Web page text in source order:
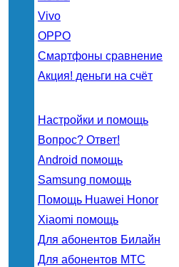
Vivo
OPPO
Смартфоны сравнение
Акция! деньги на счёт
Настройки и помощь
Вопрос? Ответ!
Android помощь
Samsung помощь
Помощь Huawei Honor
Xiaomi помощь
Для абонентов Билайн
Для абонентов МТС